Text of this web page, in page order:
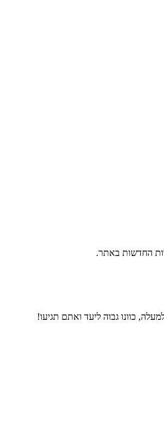
החדשות באתר.
כוונו גבוה ליעד ואתם תגיעו!